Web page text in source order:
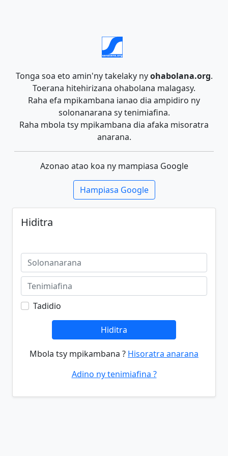
Tonga soa eto amin'ny takelaky nyohabolana.org.
Toerana hitehirizana ohabolana malagasy.
Raha efa mpikambana ianao dia ampidiro ny
solonanarana sy tenimiafina.
Raha mbola tsy mpikambana dia afaka misoratra
anarana.
Azonao atao koa ny mampiasa Google
Hampiasa Google
Hiditra
Tadidio
Hiditra
Mbola tsy mpikambana ? Hisoratra anarana
Adino ny tenimiafina ?